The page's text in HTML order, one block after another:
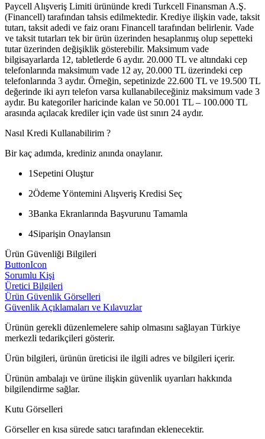
Paycell Alışveriş Limiti ürününde kredi Turkcell Finansman A.Ş.
(Financell) tarafından tahsis edilmektedir. Krediye ilişkin vade, taksit
tutarı, taksit adedi ve faiz oranı Financell tarafından belirlenir. Vade
ve taksit tutarları tek bir ürün üzerinden hesaplanmış olup sepetteki
tutar üzerinden değişiklik gösterebilir. Maksimum vade
bilgisayarlarda 12, tabletlerde 6 aydır. 20.000 TL ve altındaki cep
telefonlarında maksimum vade 12 ay, 20.000 TL üzerindeki cep
telefonlarında 3 aydır. Örneğin, sepetinizde 22.600 TL ve 19.500 TL
değerinde iki ayrı telefon varsa kullanabileceğiniz maksimum vade 3
aydır. Bu kategoriler haricinde kalan ve 50.001 TL – 100.000 TL
arasında açılacak krediler için vade üst sınırı 24 aydır.
Nasıl Kredi Kullanabilirim ?
Bir kaç adımda, krediniz anında onaylanır.
1 Sepetini Oluştur
2Ödeme Yöntemini Alışveriş Kredisi Seç
3Banka Ekranlarında Başvurunu Tamamla
4Siparişin Onaylansın
Ürün Güvenliği Bilgileri
ButtonIcon
Sorumlu Kişi
Üretici Bilgileri
Ürün Güvenlik Görselleri
Güvenlik Açıklamaları ve Kılavuzlar
Ürünün gerekli düzenlemelere sahip olmasını sağlayan Türkiye
merkezli tedarikçileri gösterir.
Ürün bilgileri, ürünün üreticisi ile ilgili adres ve bilgileri içerir.
Ürünün ambalajı ve ürüne ilişkin güvenlik uyarıları hakkında
bilgilendirme sağlar.
Kutu Görselleri
Görseller en kısa sürede satıcı tarafından eklenecektir.